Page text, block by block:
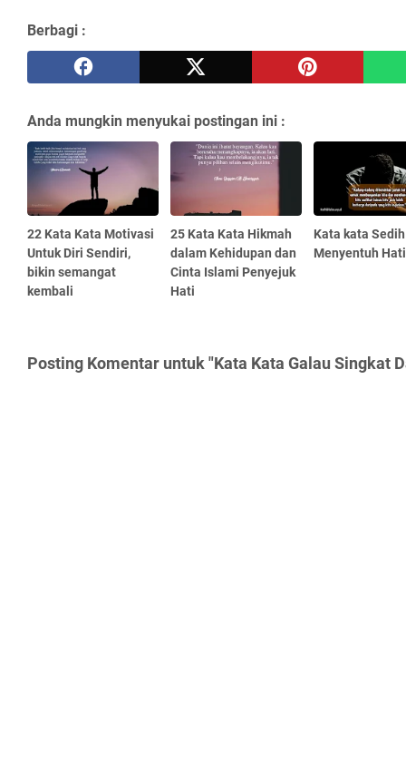
Berbagi :
Anda mungkin menyukai postingan ini :
22 Kata Kata Motivasi
Untuk Diri Sendiri,
bikin semangat
kembali
25 Kata Kata Hikmah
dalam Kehidupan dan
Cinta Islami Penyejuk
Hati
Kata kata
Menyentuh Hati
Posting Komentar untuk "Kata Kata Galau Singkat